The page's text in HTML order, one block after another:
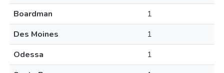
Boardman
1
Des Moines
1
Odessa
1